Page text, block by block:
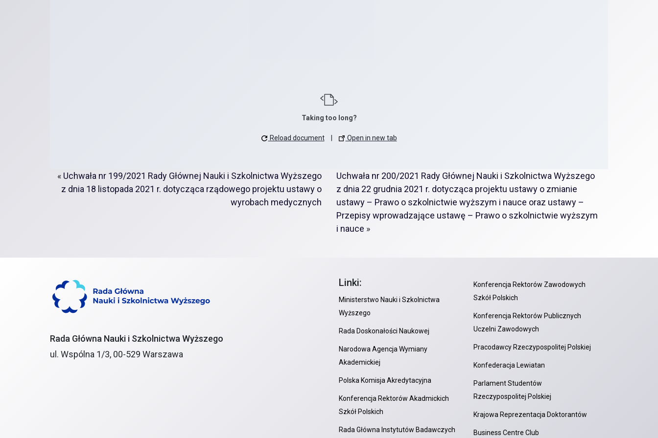
Taking too long?
Reload document Open in new tab
« Uchwała nr 199/2021 Rady Głównej Nauki i Szkolnictwa Wyższego
z dnia 18 listopada 2021 r. dotycząca rządowego projektu ustawy o
wyrobach medycznych
Uchwała nr 200/2021 Rady Głównej Nauki i Szkolnictwa Wyższego
z dnia 22 grudnia 2021 r. dotycząca projektu ustawy o zmianie
ustawy – Prawo o szkolnictwie wyższym i nauce oraz ustawy –
Przepisy wprowadzające ustawę – Prawo o szkolnictwie wyższym
i nauce »
Rada Główna Nauki i Szkolnictwa Wyższego
ul. Wspólna 1/3, 00-529 Warszawa
Linki:
Ministerstwo Nauki i Szkolnictwa
Wyższego
Rada Doskonałości Naukowej
Narodowa Agencja Wymiany
Akademickiej
Polska Komisja Akredytacyjna
Konferencja Rektorów Akadmickich
Szkół Polskich
Rada Główna Instytutów Badawczych
Konferencja Rektorów Zawodowych
Szkół Polskich
Konferencja Rektorów Publicznych
Uczelni Zawodowych
Pracodawcy Rzeczypospolitej Polskiej
Konfederacja Lewiatan
Parlament Studentów
Rzeczypospolitej Polskiej
Krajowa Reprezentacja Doktorantów
Business Centre Club